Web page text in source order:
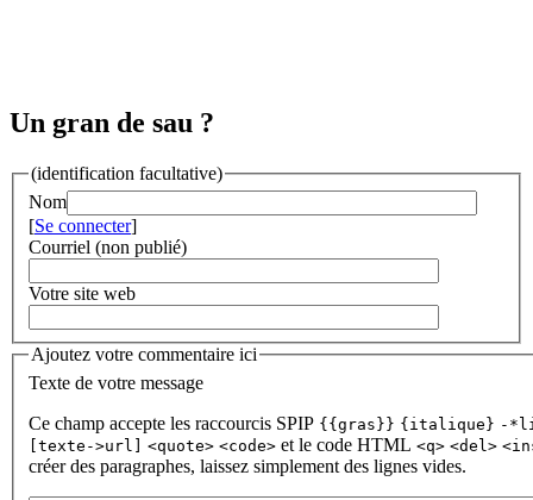
Un gran de sau ?
(identification facultative)
Nom
[Se connecter]
Courriel (non publié)
Votre site web
Ajoutez votre commentaire ici
Texte de votre message
Ce champ accepte les raccourcis SPIP {{gras}} {italique} -
[texte->url] <quote> <code> et le code HTML <q> <del>
créer des paragraphes, laissez simplement des lignes vides.